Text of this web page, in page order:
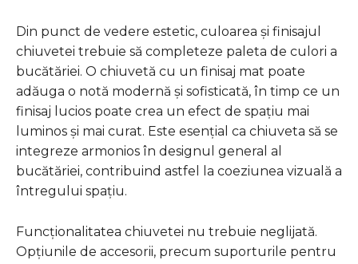
Din punct de vedere estetic, culoarea și finisajul
chiuvetei trebuie să completeze paleta de culori a
bucătăriei. O chiuvetă cu un finisaj mat poate
adăuga o notă modernă și sofisticată, în timp ce un
finisaj lucios poate crea un efect de spațiu mai
luminos și mai curat. Este esențial ca chiuveta să se
integreze armonios în designul general al
bucătăriei, contribuind astfel la coeziunea vizuală a
întregului spațiu.
Funcționalitatea chiuvetei nu trebuie neglijată.
Opțiunile de accesorii, precum suporturile pentru